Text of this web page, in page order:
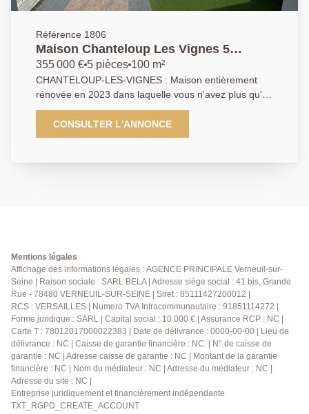
Référence 1806
Maison Chanteloup Les Vignes 5
pièce(s) 100 m2
355 000 € 5 pièces 100 m²
CHANTELOUP-LES-VIGNES : Maison entièrement
rénovée en 2023 dans laquelle vous n'avez plus qu'à
vous installer avec votre famille. A l'abri des regards,
idéalement située dans le village de Chanteloup les
Vignes, elle vous propose en rez de chaussée pour
telé travail ou chambre d'amis, *DPE EN D
*FENETRES DOUBLE VITRAGE PVC + VOLETS
ROULANTS ELECTRIQUES *CHAUDIERE
ENTRETENUE *A 1 MINUTE A PIEDS DE L'ECOLE
PASTEUR Pour toute informations complémentaires,
contactez votre AGENCE PRINCIPALE
CONSULTER L'ANNONCE
Mentions légales
Affichage des informations légales : AGENCE PRINCIPALE Verneuil-sur-
Seine | Raison sociale : SARL BELA | Adresse siège social : 41 bis, Grande
Rue - 78480 VERNEUIL-SUR-SEINE | Siret : 85111427200012 |
RCS : VERSAILLES | Numero TVA Intracommunautaire : 91851114272 |
Forme juridique : SARL | Capital social : 10 000 € | Assurance RCP : NC |
Carte T : 78012017000022383 | Date de délivrance : 0000-00-00 | Lieu de
délivrance : NC | Caisse de garantie financière : NC. | N° de caisse de
garantie : NC | Adresse caisse de garantie : NC | Montant de la garantie
financière : NC | Nom du médiateur : NC | Adresse du médiateur : NC |
Adresse du site : NC |
Entreprise juridiquement et financièrement indépendante
TXT_RGPD_CREATE_ACCOUNT